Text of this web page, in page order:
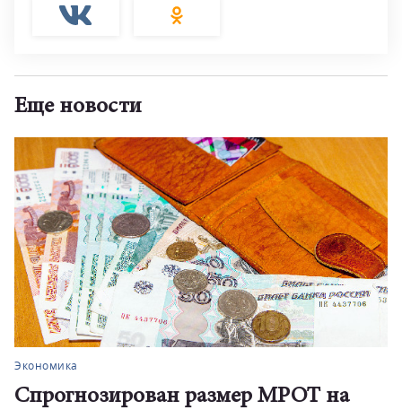
Еще новости
Экономика
Спрогнозирован размер МРОТ на